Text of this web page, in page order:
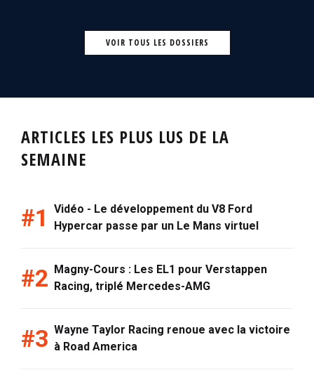
VOIR TOUS LES DOSSIERS
ARTICLES LES PLUS LUS DE LA
SEMAINE
Vidéo - Le développement du V8 Ford
Hypercar passe par un Le Mans virtuel
Magny-Cours : Les EL1 pour Verstappen
Racing, triplé Mercedes-AMG
Wayne Taylor Racing renoue avec la victoire
à Road America